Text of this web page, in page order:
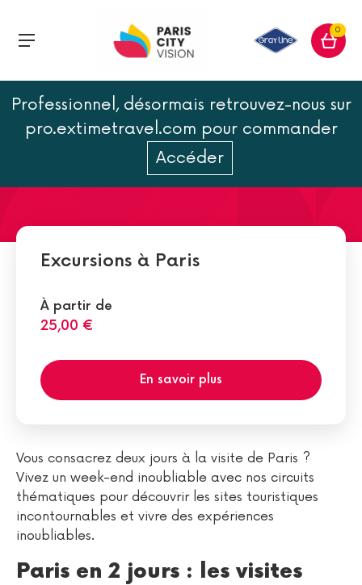
0
Professionnel, désormais retrouvez-nous sur
pro.extimetravel.com pour commander
Accéder
Visiter Paris en 2 jours :
circuits et visites
Excursions à Paris
À partir de
25,00 €
En savoir plus
Vous consacrez deux jours à la visite de Paris ?
Vivez un week-end inoubliable avec nos circuits
thématiques pour découvrir les sites touristiques
incontournables et vivre des expériences
inoubliables.
Paris en 2 jours : les visites